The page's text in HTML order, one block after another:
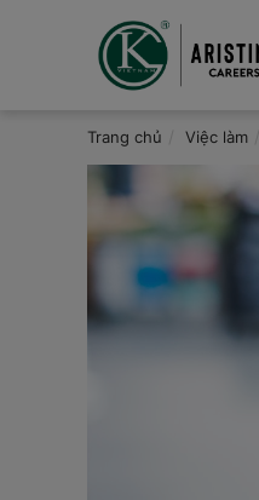
Trang chủ Việc làm